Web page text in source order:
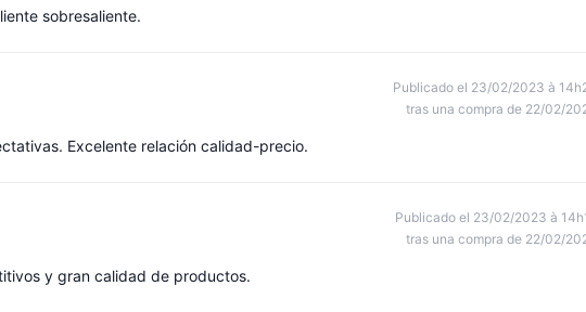
sobresaliente.
Publicado el 23/02/2023 à
tras una compra de 22/02/
Excelente relación calidad-precio.
Publicado el 23/02/2023 à
tras una compra de 22/02/
y gran calidad de productos.